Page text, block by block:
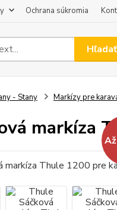
Ochrana súkromia
Hľadať
- Stany Markízy pre
markíza